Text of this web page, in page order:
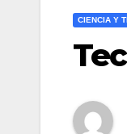
CIENCIA Y